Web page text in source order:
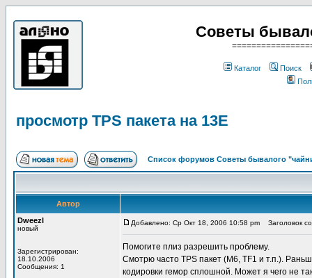
Советы
Каталог
Поиск
просмотр TPS пакета на 13Е
Список форумов Советы бывалого
Автор
Dweezl
новый
Зарегистрирован:
18.10.2006
Сообщения: 1
Добавлено: Ср Окт 18, 2006 10:58 pm Заголовок
Помогите плиз разрешить проблему.
Смотрю часто TPS пакет (М6, TF1 и т.п.).
кодировки гемор сплошной. Может я чего не